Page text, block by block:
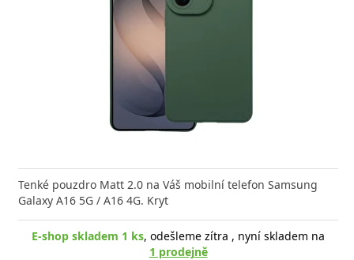
Tenké pouzdro Matt 2.0 na Váš mobilní telefon Samsung
Galaxy A16 5G / A16 4G. Kryt
E-shop skladem 1 ks, odešleme zítra , nyní skladem na
1 prodejně
sklo Swissten Full Glue, Color Frame, Case Friendly
telefon Samsung